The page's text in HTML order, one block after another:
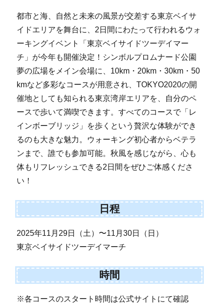
都市と海、自然と未来の風景が交差する東京ベイサ
イドエリアを舞台に、2日間にわたって行われるウォ
ーキングイベント「東京ベイサイドツーデイマー
チ」が今年も開催決定！シンボルプロムナード公園
夢の広場をメイン会場に、10km・20km・30km・50
kmなど多彩なコースが用意され、TOKYO2020の開
催地としても知られる東京湾岸エリアを、自分のペ
ースで歩いて満喫できます。すべてのコースで「レ
インボーブリッジ」を歩くという贅沢な体験ができ
るのも大きな魅力。ウォーキング初心者からベテラ
ンまで、誰でも参加可能。秋風を感じながら、心も
体もリフレッシュできる2日間をぜひご体感くださ
い！
日程
2025年11月29日（土）〜11月30日（日）
東京ベイサイドツーデイマーチ
時間
※各コースのスタート時間は公式サイトにて確認